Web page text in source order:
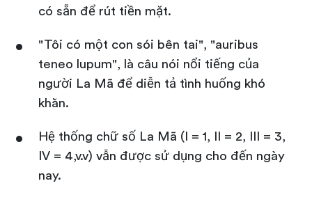
có sẵn để rút tiền mặt.
"Tôi có một con sói bên tai", "auribus
teneo lupum", là câu nói nổi tiếng của
người La Mã để diễn tả tình huống khó
khăn.
Hệ thống chữ số La Mã (I = 1, II = 2, III = 3,
IV = 4,v.v) vẫn được sử dụng cho đến ngày
nay.